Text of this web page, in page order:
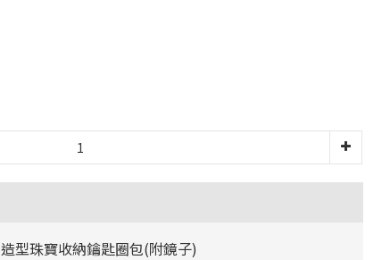
型珠寶收納鑰匙圈包(附鏡子)